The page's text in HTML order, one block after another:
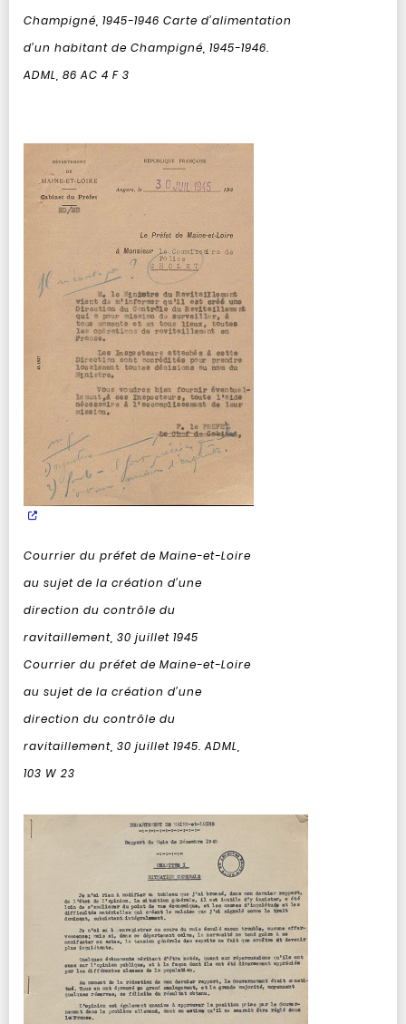
Champigné, 1945-1946 Carte d’alimentation
d’un habitant de Champigné, 1945-1946.
ADML, 86 AC 4 F 3
Courrier du préfet de Maine-et-Loire
au sujet de la création d’une
direction du contrôle du
ravitaillement, 30 juillet 1945
Courrier du préfet de Maine-et-Loire
au sujet de la création d’une
direction du contrôle du
ravitaillement, 30 juillet 1945. ADML,
103 W 23